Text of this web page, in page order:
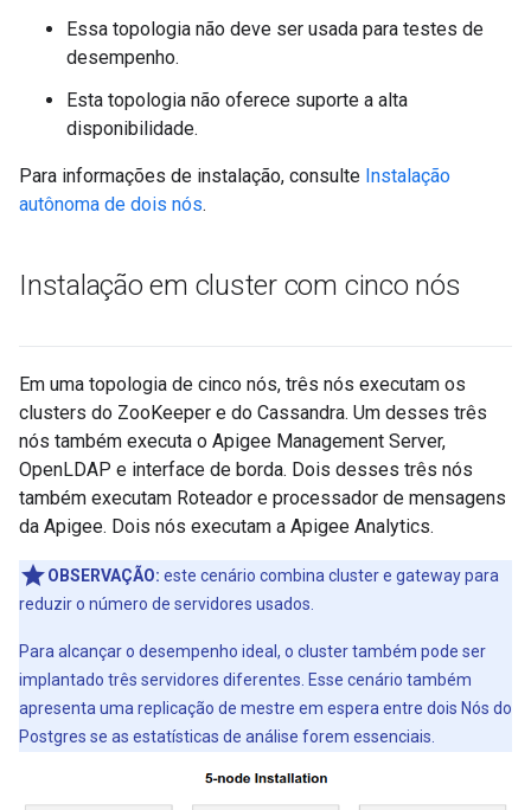
Essa topologia não deve ser usada para testes de
desempenho.
Esta topologia não oferece suporte a alta
disponibilidade.
Para informações de instalação, consulte Instalação
autônoma de dois nós.
Instalação em cluster com cinco nós
Em uma topologia de cinco nós, três nós executam os
clusters do ZooKeeper e do Cassandra. Um desses três
nós também executa o Apigee Management Server,
OpenLDAP e interface de borda. Dois desses três nós
também executam Roteador e processador de mensagens
da Apigee. Dois nós executam a Apigee Analytics.
OBSERVAÇÃO: este cenário combina cluster e gateway para
reduzir o número de servidores usados.
Para alcançar o desempenho ideal, o cluster também pode ser
implantado três servidores diferentes. Esse cenário também
apresenta uma replicação de mestre em espera entre dois Nós do
Postgres se as estatísticas de análise forem essenciais.